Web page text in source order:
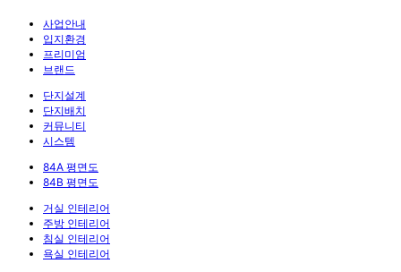
사업안내
입지환경
프리미엄
브랜드
단지설계
단지배치
커뮤니티
시스템
84A 평면도
84B 평면도
거실 인테리어
주방 인테리어
침실 인테리어
욕실 인테리어